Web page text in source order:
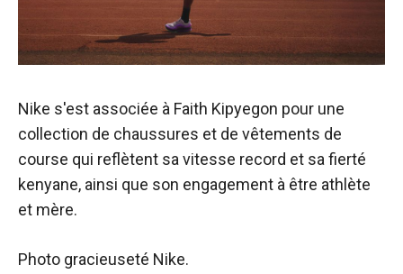
Nike s'est associée à Faith Kipyegon pour une
collection de chaussures et de vêtements de
course qui reflètent sa vitesse record et sa fierté
kenyane, ainsi que son engagement à être athlète
et mère.
Photo gracieuseté Nike.